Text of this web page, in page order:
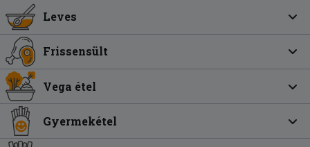
Leves
Frissensült
Vega étel
Gyermekétel